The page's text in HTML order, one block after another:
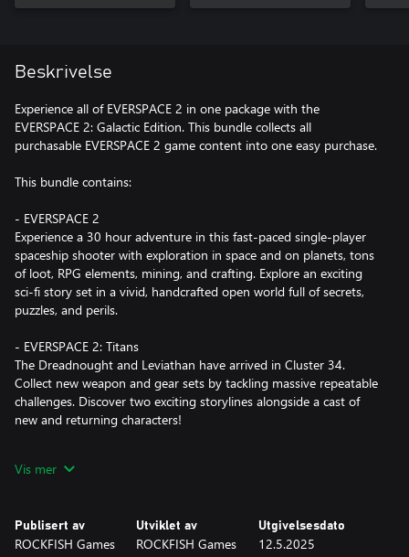
Beskrivelse
Experience all of EVERSPACE 2 in one package with the
EVERSPACE 2: Galactic Edition. This bundle collects all
purchasable EVERSPACE 2 game content into one easy purchase.
This bundle contains:
- EVERSPACE 2
Experience a 30 hour adventure in this fast-paced single-player
spaceship shooter with exploration in space and on planets, tons
of loot, RPG elements, mining, and crafting. Explore an exciting
sci-fi story set in a vivid, handcrafted open world full of secrets,
puzzles, and perils.
- EVERSPACE 2: Titans
The Dreadnought and Leviathan have arrived in Cluster 34.
Collect new weapon and gear sets by tackling massive repeatable
challenges. Discover two exciting storylines alongside a cast of
new and returning characters!
The Ancients have awakened! Their wrath has laid waste to
expansion containing a post-game storyline, exciting side quests,
four new star systems, new weapons and gear, and the Wraith
Vis mer
Publisert av
ROCKFISH Games
Utviklet av
ROCKFISH Games
Utgivelsesdato
12.5.2025